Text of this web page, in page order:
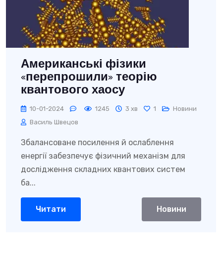
Американські фізики
«перепрошили» теорію
квантового хаосу
10-01-2024 1245 3 хв 1
Новини
Василь Швецов
Збалансоване посилення й ослаблення
енергії забезпечує фізичний механізм для
дослідження складних квантових систем
ба...
Читати Новини